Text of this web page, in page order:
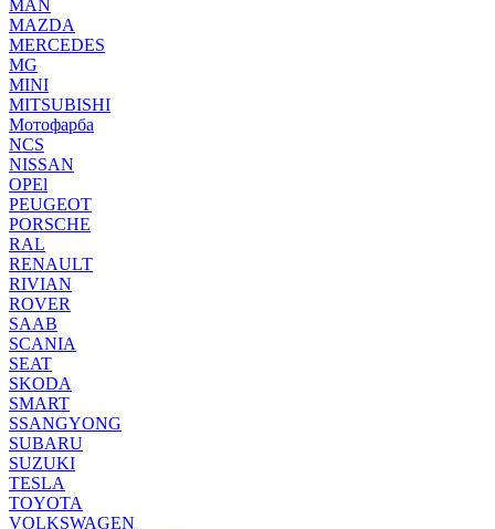
MAN
MAZDA
MERCEDES
MG
MINI
MITSUBISHI
Мотофарба
NCS
NISSAN
OPEl
PEUGEOT
PORSCHE
RAL
RENAULT
RIVIAN
ROVER
SAAB
SCANIA
SEAT
SKODA
SMART
SSANGYONG
SUBARU
SUZUKI
TESLA
TOYOTA
VOLKSWAGEN